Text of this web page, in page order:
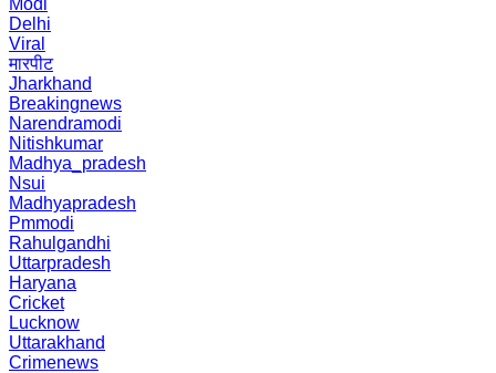
Modi
Delhi
Viral
मारपीट
Jharkhand
Breakingnews
Narendramodi
Nitishkumar
Madhya_pradesh
Nsui
Madhyapradesh
Pmmodi
Rahulgandhi
Uttarpradesh
Haryana
Cricket
Lucknow
Uttarakhand
Crimenews